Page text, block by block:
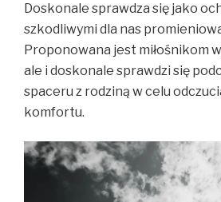
Doskonale sprawdza się jako
szkodliwymi dla nas
Proponowana jest miłośnikom
ale i doskonale sprawdzi się
spaceru z rodziną w celu
komfortu.